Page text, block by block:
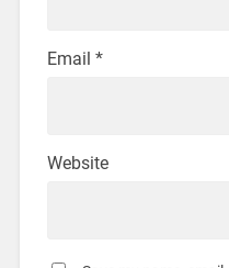
Email *
Website